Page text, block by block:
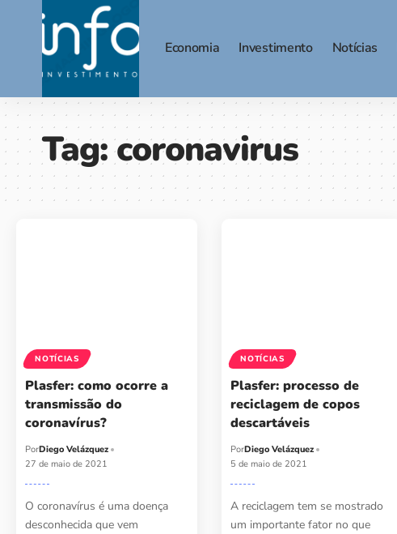
Economia Investimento Notícias
Tag:coronavirus
NOTÍCIAS
Plasfer: como ocorre a
transmissão do
coronavírus?
PorDiego Velázquez
27 de maio de 2021
O coronavírus é uma doença
desconhecida que vem
NOTÍCIAS
Plasfer: processo de
reciclagem de copos
descartáveis
PorDiego Velázquez
5 de maio de 2021
A reciclagem tem se mostrado
um importante fator no que